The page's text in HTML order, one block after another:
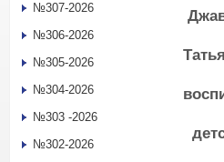
№307-2026
№306-2026
№305-2026
№304-2026
№303 -2026
№302-2026